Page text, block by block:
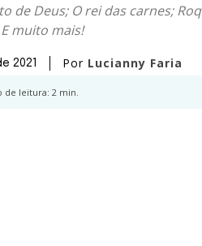
de Deus; O rei das carnes;
muito mais!
2021 Por Lucianny Faria
de leitura: 2 min.